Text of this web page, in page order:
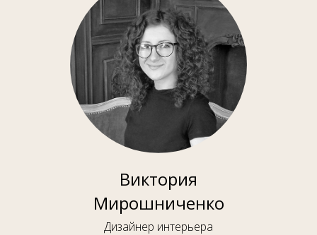
Виктория
Мирошниченко
Дизайнер интерьера